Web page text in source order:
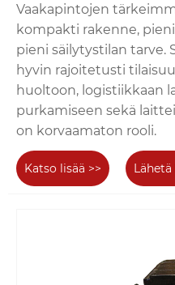
Vaakapintojen
kompakti rakenne,
pieni säilytystilan tarve.
hyvin rajoitetusti
huoltoon, logistiikkaan
purkamiseen sekä
on korvaamaton rooli.
Katso lisää >> Lähetä